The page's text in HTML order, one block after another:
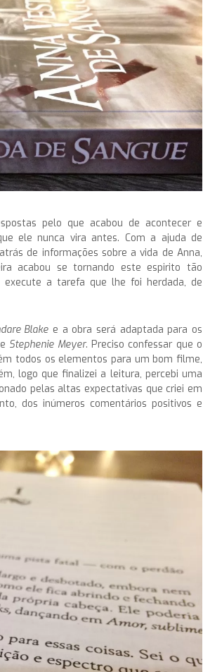
pelo que acabou de acontecer e
ele nunca vira antes. Com a ajuda de
atrás de informações sobre a vida de Anna,
acabou se tornando este espirito tão
execute a tarefa que lhe foi herdada, de
Blake e a obra será adaptada para os
Stephenie Meyer. Preciso confessar que o
todos os elementos para um bom filme,
logo que finalizei a leitura, percebi uma
pelas altas expectativas que criei em
dos inúmeros comentários positivos e